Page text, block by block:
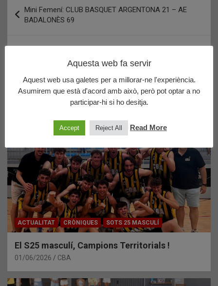
d'entrades
Mini Femení: CLUB BASQUET ARGENTONA 21 – AE
BADALONÈS 69
CLUB BASQUET ARGENTONA BLANC 39
Últims posts publicats
ACTUALITAT CRÒNIQUES SOTS 25 MASCULÍ
El S25 masculí, Campions Territorials !
01/06/2026 CBA
Aquesta web fa servir
Aquest web usa galetes per a millorar-ne l'experiència.
Asumirem que està d'acord amb això, però pot optar a no
participar-hi si ho desitja.
Accept Reject All Read More